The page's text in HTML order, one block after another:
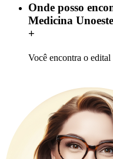
Onde posso
Medicina
+
Você encontra o edital